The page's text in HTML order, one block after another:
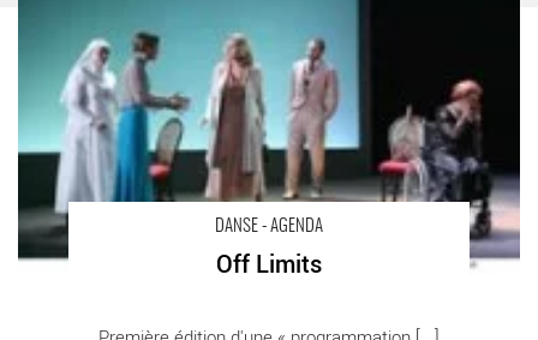
DANSE - AGENDA
Off Limits